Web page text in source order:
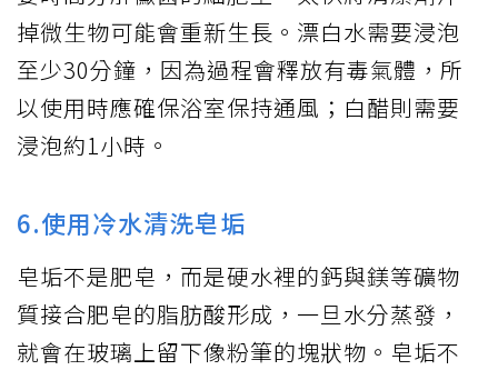
掉微生物可能會重新生長。漂白水需要浸泡
至少30分鐘，因為過程會釋放有毒氣體，所
以使用時應確保浴室保持通風；白醋則需要
浸泡約1小時。
6.使用冷水清洗皂垢
皂垢不是肥皂，而是硬水裡的鈣與鎂等礦物
質接合肥皂的脂肪酸形成，一旦水分蒸發，
就會在玻璃上留下像粉筆的塊狀物。皂垢不